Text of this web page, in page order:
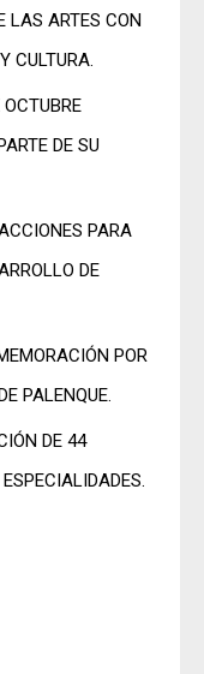
LAS ARTES CON
CULTURA.
DE SU
PARA
DE
POR
PALENQUE.
DE 44